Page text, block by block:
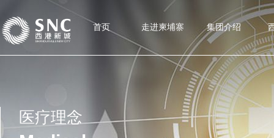
首页 走进柬埔寨 集团介绍
医疗理念